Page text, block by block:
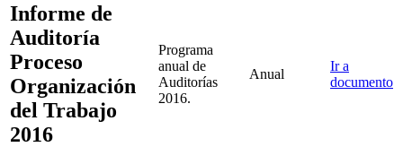
Informe de
Auditoría
Proceso
Organización
del Trabajo
2016
Programa
anual de
Auditorías
2016.
Anual
Ir a
documento